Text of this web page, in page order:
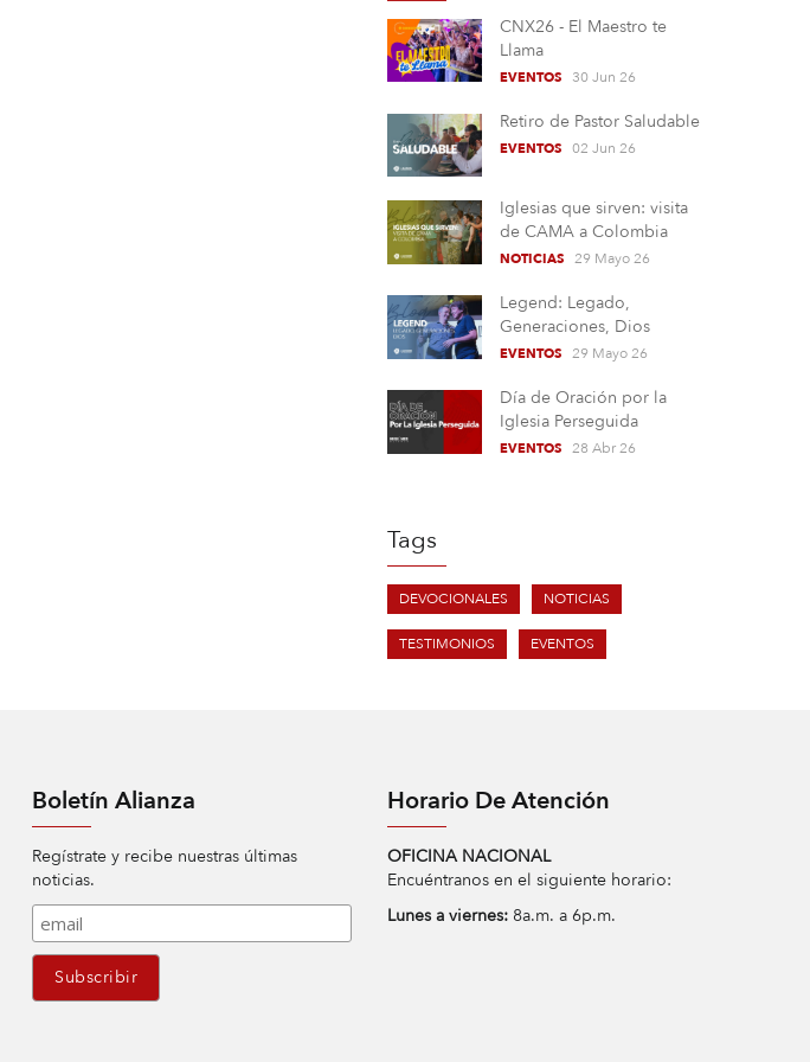
CNX26 - El Maestro te
Llama
EVENTOS 30 Jun 26
Retiro de Pastor Saludable
EVENTOS 02 Jun 26
Iglesias que sirven: visita
de CAMA a Colombia
NOTICIAS 29 Mayo 26
Legend: Legado,
Generaciones, Dios
EVENTOS 29 Mayo 26
Día de Oración por la
Iglesia Perseguida
EVENTOS 28 Abr 26
Tags
DEVOCIONALES NOTICIAS
TESTIMONIOS EVENTOS
Boletín Alianza
Regístrate y recibe nuestras últimas
noticias.
Horario De Atención
OFICINA NACIONAL
Encuéntranos en el siguiente horario:
Lunes a viernes: 8a.m. a 6p.m.